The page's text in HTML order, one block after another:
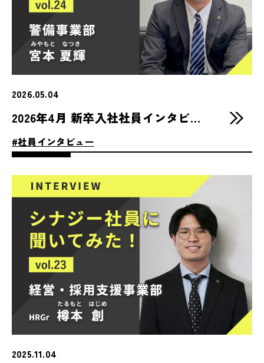
2026.05.04
2026年4月 新卒入社社員インタビュー
#社員インタビュー
2025.11.04